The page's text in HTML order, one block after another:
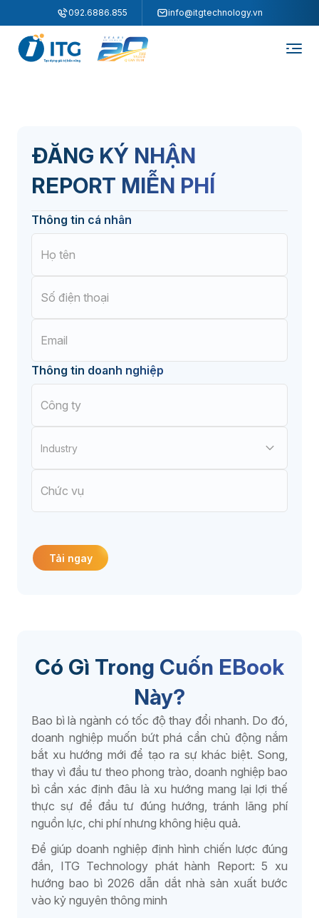
092.6886.855 info@itgtechnology.vn
ĐĂNG KÝ NHẬN
REPORT MIỄN PHÍ
Thông tin cá nhân
Thông tin doanh nghiệp
Industry
Điện tử
Cơ khí chế tạo
Dược phẩm
Phân phối - Bán lẻ
F&B
Vật liệu xây dựng
Tải ngay
Có Gì Trong Cuốn EBook
Này?
Bao bì là ngành có tốc độ thay đổi nhanh. Do đó,
doanh nghiệp muốn bứt phá cần chủ động nắm
bắt xu hướng mới để tạo ra sự khác biệt. Song,
thay vì đầu tư theo phong trào, doanh nghiệp bao
bì cần xác định đâu là xu hướng mang lại lợi thế
thực sự để đầu tư đúng hướng, tránh lãng phí
nguồn lực, chi phí nhưng không hiệu quả.
Để giúp doanh nghiệp định hình chiến lược đúng
đắn, ITG Technology phát hành Report: 5 xu
hướng bao bì 2026 dẫn dắt nhà sản xuất bước
vào kỷ nguyên thông minh